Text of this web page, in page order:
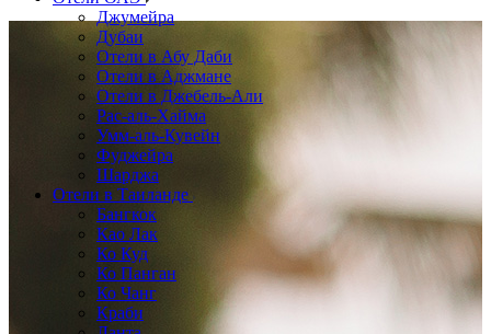
Джумейра
Дубаи
Отели в Абу Даби
Отели в Аджмане
Отели в Джебель-Али
Рас-аль-Хайма
Умм-аль-Кувейн
Фуджейра
Шарджа
Отели в Таиланде
Бангкок
Као Лак
Ко Куд
Ко Панган
Ко Чанг
Краби